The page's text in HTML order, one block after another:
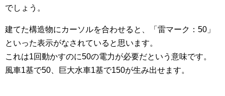
でしょう。
建てた構造物にカーソルを合わせると、「雷マーク：50」
といった表示がなされていると思います。
これは1回動かすのに50の電力が必要だという意味です。
風車1基で50、巨大水車1基で150が生み出せます。